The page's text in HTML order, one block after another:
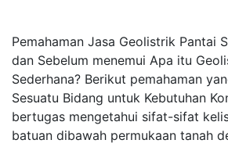
Pemahaman Jasa Geolistrik Pantai
dan Sebelum menemui Apa itu
Sederhana? Berikut pemahaman
Sesuatu Bidang untuk Kebutuhan
bertugas mengetahui sifat-sifat
batuan dibawah permukaan tanah